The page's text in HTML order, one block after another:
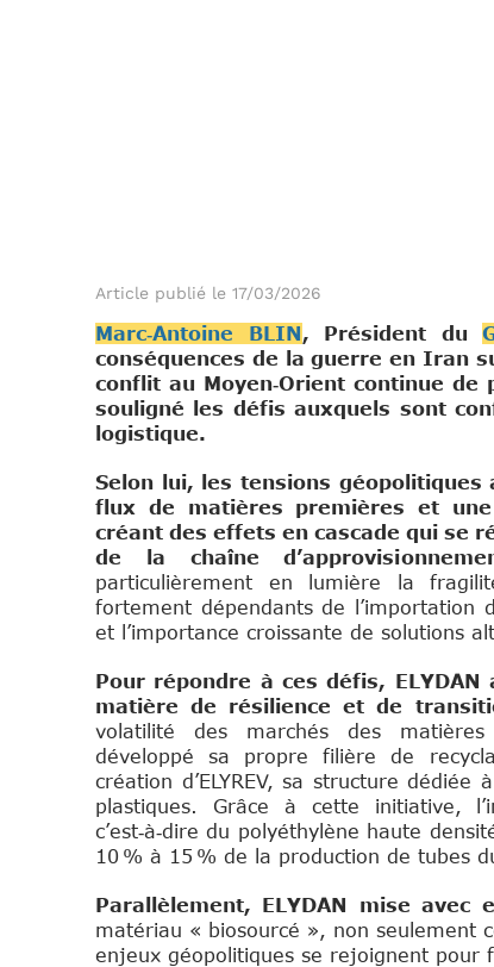
Article publié le 17/03/2026
Marc‑Antoine BLIN, Président du
conséquences de la guerre en Iran
conflit au Moyen‑Orient continue
souligné les défis auxquels sont
logistique.
Selon lui, les tensions
flux de matières premières et
créant des effets en cascade qui se
de la chaîne
particulièrement en lumière la
fortement dépendants de l’importation
et l’importance croissante de solutions
Pour répondre à ces défis,
matière de résilience et de
volatilité des marchés des
développé sa propre filière de
création d’ELYREV, sa structure dédiée
plastiques. Grâce à cette initiative,
c’est‑à‑dire du polyéthylène haute
10 % à 15 % de la production de tubes
Parallèlement, ELYDAN mise
matériau « biosourcé », non seulement
enjeux géopolitiques se rejoignent pour